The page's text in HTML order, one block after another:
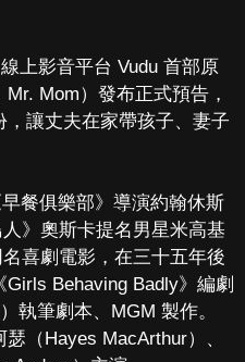
上影音平台 Vudu 首部原
Mom）發布正式預告，
讓丈夫在家帶孩子、妻子
餐俱樂部》導演約翰休斯
人》奧斯卡提名男星米高基
喜劇電影，在三十五年後
Behaving Badly》編劇
執筆劇本、MGM 製作。
（Hayes MacArthur）、